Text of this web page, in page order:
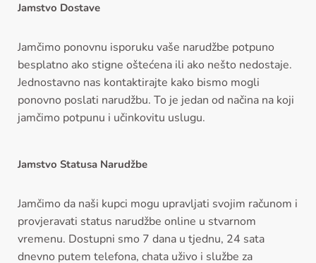
Jamstvo Dostave
Jamčimo ponovnu isporuku vaše narudžbe potpuno
besplatno ako stigne oštećena ili ako nešto nedostaje.
Jednostavno nas kontaktirajte kako bismo mogli
ponovno poslati narudžbu. To je jedan od načina na koji
jamčimo potpunu i učinkovitu uslugu.
Jamstvo Statusa Narudžbe
Jamčimo da naši kupci mogu upravljati svojim računom i
provjeravati status narudžbe online u stvarnom
vremenu. Dostupni smo 7 dana u tjednu, 24 sata
dnevno putem telefona, chata uživo i službe za